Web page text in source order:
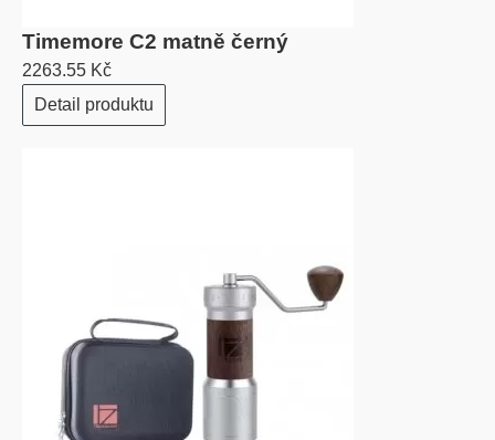
Timemore C2 matně černý
2263.55 Kč
Detail produktu